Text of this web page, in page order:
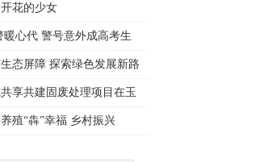
情况
花的少女
暖心代 警号意外成高考生
态屏障 探索绿色发展新路
享共建固废处理项目在玉
殖“犇”幸福 乡村振兴